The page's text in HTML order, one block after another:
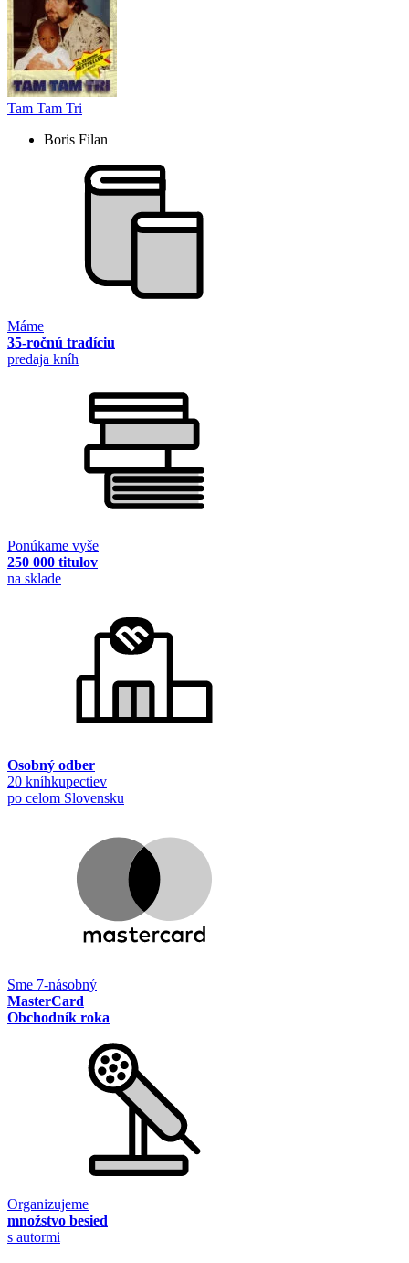
Tam Tam Tri
Boris Filan
Máme
35-ročnú tradíciu
predaja kníh
Ponúkame vyše
250 000 titulov
na sklade
Osobný odber
20 kníhkupectiev
po celom Slovensku
Sme 7-násobný
MasterCard
Obchodník roka
Organizujeme
množstvo besied
s autormi